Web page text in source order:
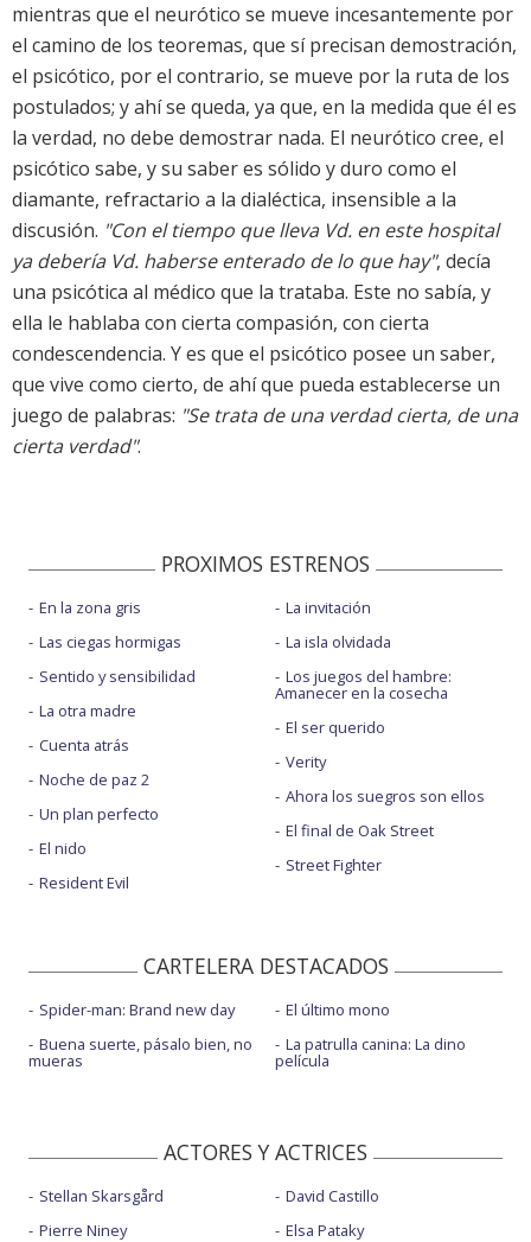
mientras que el neurótico se mueve incesantemente por
el camino de los teoremas, que sí precisan demostración,
el psicótico, por el contrario, se mueve por la ruta de los
postulados; y ahí se queda, ya que, en la medida que él es
la verdad, no debe demostrar nada. El neurótico cree, el
psicótico sabe, y su saber es sólido y duro como el
diamante, refractario a la dialéctica, insensible a la
discusión. "Con el tiempo que lleva Vd. en este hospital
ya debería Vd. haberse enterado de lo que hay", decía
una psicótica al médico que la trataba. Este no sabía, y
ella le hablaba con cierta compasión, con cierta
condescendencia. Y es que el psicótico posee un saber,
que vive como cierto, de ahí que pueda establecerse un
juego de palabras: "Se trata de una verdad cierta, de una
cierta verdad".
PROXIMOS ESTRENOS
En la zona gris
Las ciegas hormigas
Sentido y sensibilidad
La otra madre
Cuenta atrás
Noche de paz 2
Un plan perfecto
El nido
Resident Evil
La invitación
La isla olvidada
Los juegos del hambre:
Amanecer en la cosecha
El ser querido
Verity
Ahora los suegros son ellos
El final de Oak Street
Street Fighter
CARTELERA DESTACADOS
Spider-man: Brand new day
Buena suerte, pásalo bien, no
mueras
El último mono
La patrulla canina: La dino
película
ACTORES Y ACTRICES
Stellan Skarsgård
Pierre Niney
David Castillo
Elsa Pataky